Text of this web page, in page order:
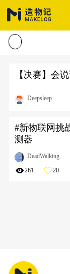
【决赛】会
Deepsleep
#新物联网挑
测器
DeadWalking
261 20